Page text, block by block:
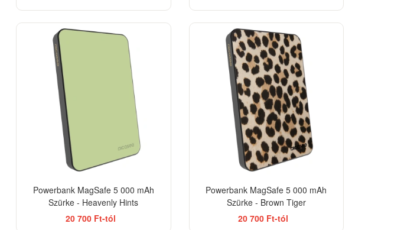
Powerbank MagSafe 5 000 mAh
Szürke - Heavenly Hints
20 700 Ft-tól
Powerbank MagSafe 5 000 mAh
Szürke - Brown Tiger
20 700 Ft-tól